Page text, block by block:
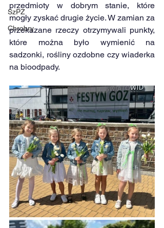
SzPZ
Chrobry
przedmioty w dobrym stanie, które
mogły zyskać drugie życie. W zamian za
przekazane rzeczy otrzymywali punkty,
które można było wymienić na
sadzonki, rośliny ozdobne czy wiaderka
na bioodpady.